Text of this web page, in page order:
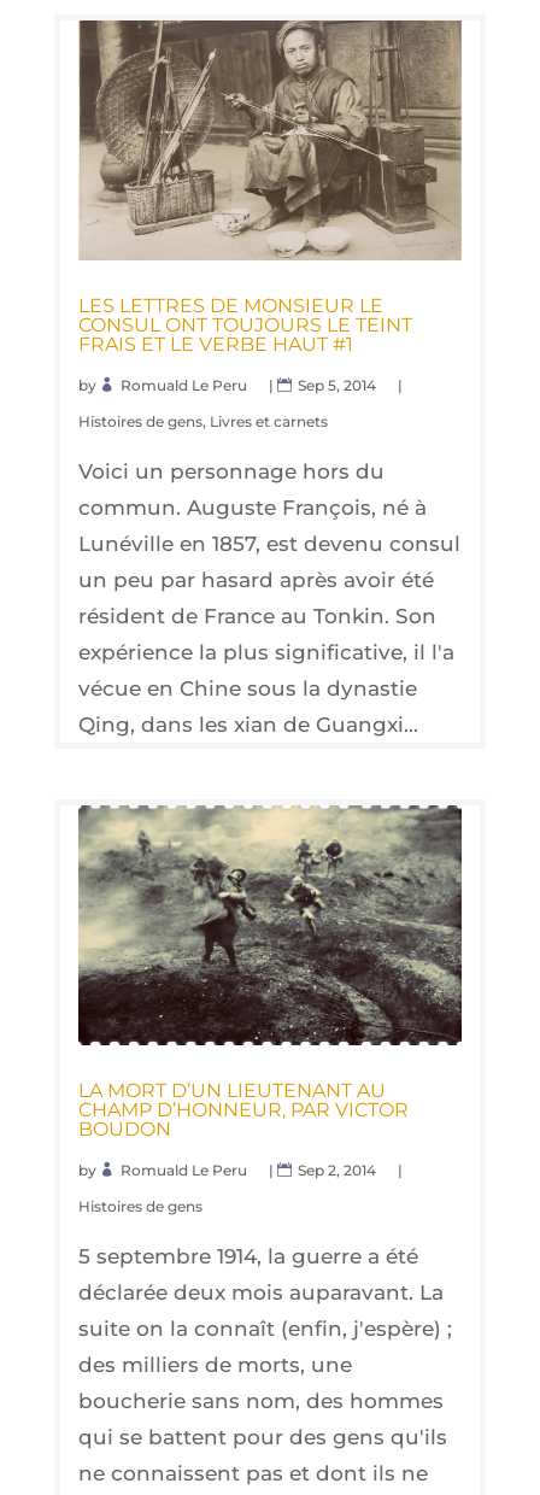
LES LETTRES DE MON­SIEUR LE
CONSUL ONT TOU­JOURS LE TEINT
FRAIS ET LE VERBE HAUT #1
by Romuald Le Peru | Sep 5, 2014
|
Histoires de gens, Livres et carnets
Voici un personnage hors du
commun. Auguste François, né à
Lunéville en 1857, est devenu consul
un peu par hasard après avoir été
résident de France au Tonkin. Son
expérience la plus significative, il l'a
vécue en Chine sous la dynastie
Qing, dans les xian de Guangxi...
LA MORT D’UN LIEU­TE­NANT AU
CHAMP D’HON­NEUR, PAR VIC­TOR
BOUDON
by Romuald Le Peru | Sep 2, 2014
|
Histoires de gens
5 septembre 1914, la guerre a été
déclarée deux mois auparavant. La
suite on la connaît (enfin, j'espère) ;
des milliers de morts, une
boucherie sans nom, des hommes
qui se battent pour des gens qu'ils
ne connaissent pas et dont ils ne